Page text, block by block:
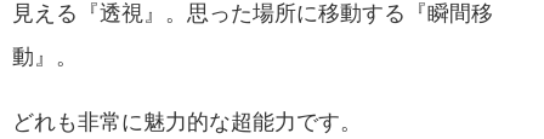
見える『透視』。思った場所に移動する『瞬間移
動』。
どれも非常に魅力的な超能力です。